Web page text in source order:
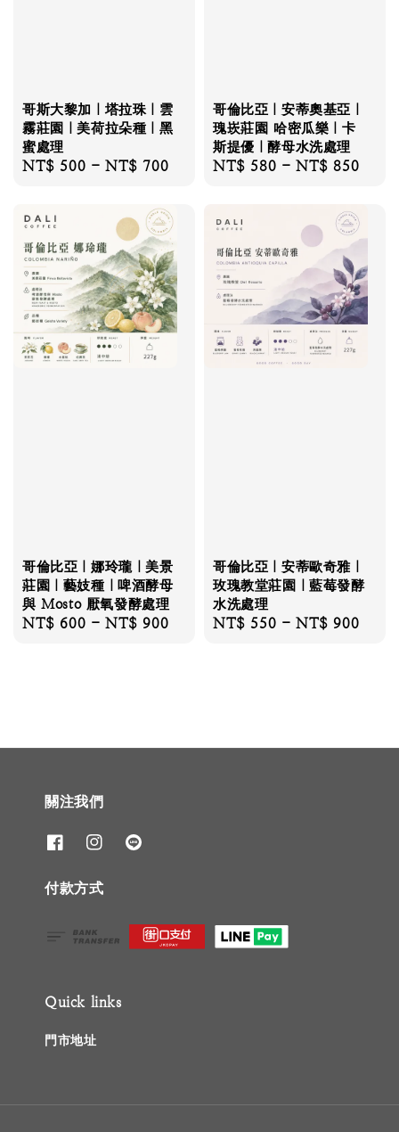
哥斯大黎加｜塔拉珠｜雲
霧莊園｜美荷拉朵種｜黑
蜜處理
Regular
NT$ 500 -NT$ 700
哥倫比亞｜安蒂奧基亞｜
瑰崁莊園 哈密瓜樂｜卡
斯提優｜酵母水洗處理
Regular
NT$ 580 -NT$ 850
哥倫比亞｜娜玲瓏｜美景
莊園｜藝妓種｜啤酒酵母
與 Mosto 厭氧發酵處理
Regular
NT$ 600 -NT$ 900
哥倫比亞｜安蒂歐奇雅｜
玫瑰教堂莊園｜藍莓發酵
水洗處理
Regular
NT$ 550 -NT$ 900
關注我們
付款方式
Quick links
門市地址